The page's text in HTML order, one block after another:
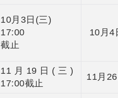
10月3日(三)
17:00
截止
10月4
11 月 19 日 ( 三 )
17:00截止
11月